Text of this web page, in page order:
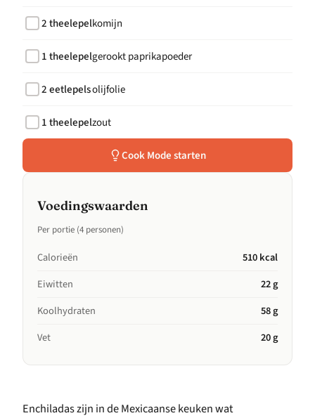
Enchiladas zijn in de Mexicaanse keuken wat
2 theelepelkomijn
1 theelepelgerookt paprikapoeder
2 eetlepelsolijfolie
1 theelepelzout
Cook Mode starten
Voedingswaarden
Per portie (4 personen)
Calorieën
510 kcal
Eiwitten
22 g
Koolhydraten
58 g
Vet
20 g